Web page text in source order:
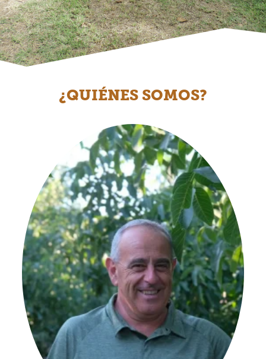
¿QUIÉNES SOMOS?